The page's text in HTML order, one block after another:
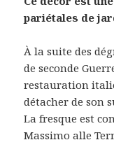
pariétales de
À la suite des
de seconde
restauration
détacher de son
La fresque est
Massimo alle